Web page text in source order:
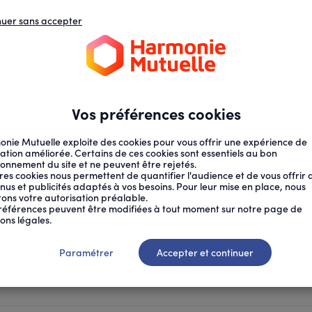
Vos préférences cookies
Mutuelle exploite des cookies pour vous offrir une expérience de
améliorée. Certains de ces cookies sont essentiels au bon
du site et ne peuvent être rejetés.
cookies nous permettent de quantifier l'audience et de vous offrir
et publicités adaptés à vos besoins. Pour leur mise en place, nous
votre autorisation préalable.
peuvent être modifiées à tout moment sur notre page de
légales.
sans accepter
Paramétrer Accepter et continuer